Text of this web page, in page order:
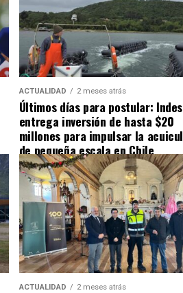
ACTUALIDAD 2 meses atrás
Últimos días para postular:
entrega inversión de hasta $20
millones para impulsar la
de pequeña escala en Chile
ACTUALIDAD 2 meses atrás